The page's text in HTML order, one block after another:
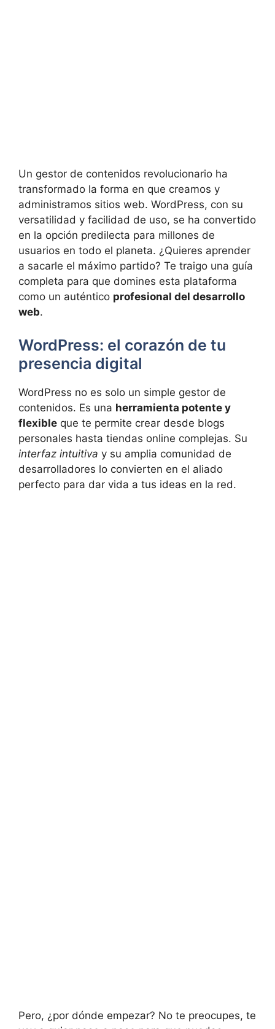
Un gestor de contenidos revolucionario ha
transformado la forma en que creamos y
administramos sitios web. WordPress, con su
versatilidad y facilidad de uso, se ha convertido
en la opción predilecta para millones de
usuarios en todo el planeta. ¿Quieres aprender
a sacarle el máximo partido? Te traigo una guía
completa para que domines esta plataforma
como un auténtico profesional del desarrollo
web.
WordPress: el corazón de tu
presencia digital
WordPress no es solo un simple gestor de
contenidos. Es una herramienta potente y
flexible que te permite crear desde blogs
personales hasta tiendas online complejas. Su
interfaz intuitiva y su amplia comunidad de
desarrolladores lo convierten en el aliado
perfecto para dar vida a tus ideas en la red.
Pero, ¿por dónde empezar? No te preocupes, te